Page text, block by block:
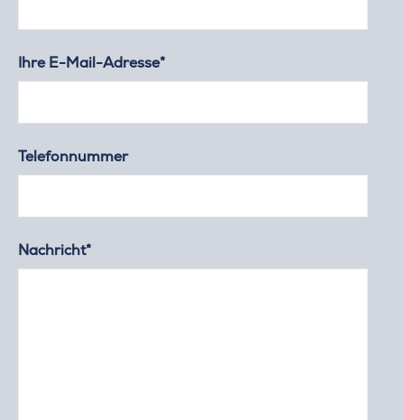
Ihre E-Mail-Adresse*
Telefonnummer
Nachricht*